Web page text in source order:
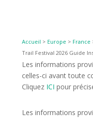
Accueil > Europe > France
Trail Festival 2026 Guide
Les informations
celles-ci avant toute
Cliquez ICI pour
Les informations